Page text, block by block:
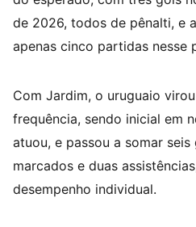
de 2026, todos de pênalti, e
apenas cinco partidas nesse
Com Jardim, o uruguaio
frequência, sendo inicial em
atuou, e passou a somar
marcados e duas
desempenho individual.